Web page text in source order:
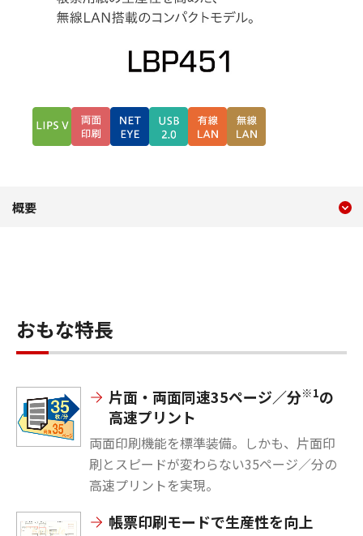
概要
おもな特長
片面・両面同速35ページ／分※1の
高速プリント
両面印刷機能を標準装備。しかも、片面印
刷とスピードが変わらない35ページ／分の
高速プリントを実現。
帳票印刷モードで生産性を向上